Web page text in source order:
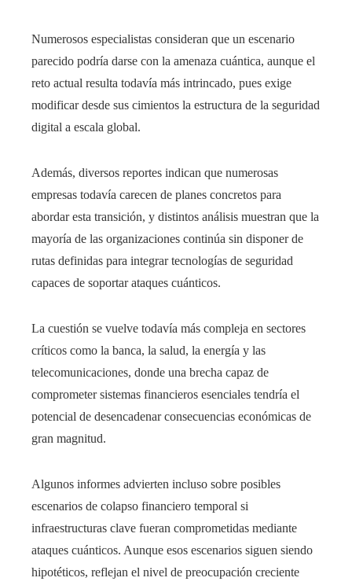
Numerosos especialistas consideran que un escenario
parecido podría darse con la amenaza cuántica, aunque el
reto actual resulta todavía más intrincado, pues exige
modificar desde sus cimientos la estructura de la seguridad
digital a escala global.
Además, diversos reportes indican que numerosas
empresas todavía carecen de planes concretos para
abordar esta transición, y distintos análisis muestran que la
mayoría de las organizaciones continúa sin disponer de
rutas definidas para integrar tecnologías de seguridad
capaces de soportar ataques cuánticos.
La cuestión se vuelve todavía más compleja en sectores
críticos como la banca, la salud, la energía y las
telecomunicaciones, donde una brecha capaz de
comprometer sistemas financieros esenciales tendría el
potencial de desencadenar consecuencias económicas de
gran magnitud.
Algunos informes advierten incluso sobre posibles
escenarios de colapso financiero temporal si
infraestructuras clave fueran comprometidas mediante
ataques cuánticos. Aunque esos escenarios siguen siendo
hipotéticos, reflejan el nivel de preocupación creciente